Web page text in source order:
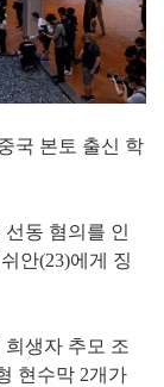
국 본토 출신 학
동 혐의를 인
안(23)에게 징
희생자 추모 조
현수막 2개가